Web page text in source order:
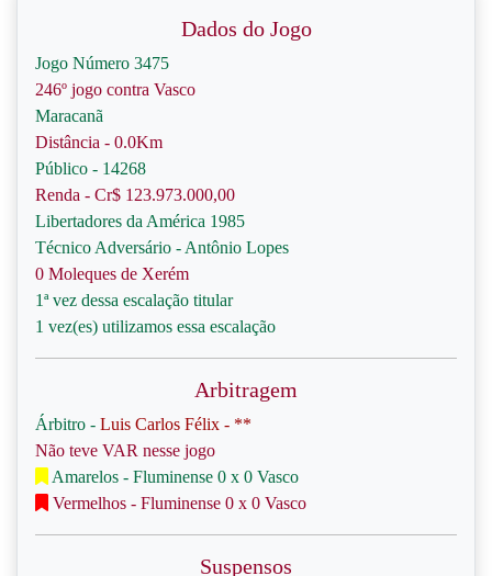
Dados do Jogo
Jogo Número 3475
246º jogo contra Vasco
Maracanã
Distância - 0.0Km
Público - 14268
Renda - Cr$ 123.973.000,00
Libertadores da América 1985
Técnico Adversário - Antônio Lopes
0 Moleques de Xerém
1ª vez dessa escalação titular
1 vez(es) utilizamos essa escalação
Arbitragem
Árbitro - Luis Carlos Félix - **
Não teve VAR nesse jogo
Amarelos - Fluminense 0 x 0 Vasco
Vermelhos - Fluminense 0 x 0 Vasco
Suspensos